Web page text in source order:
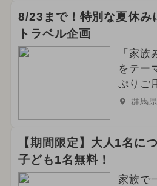
8/23まで！特別な夏休み
トラベル企画
「家族
をテー
ぷりご
群馬
【期間限定】大人1名に
子ども1名無料！
家族で